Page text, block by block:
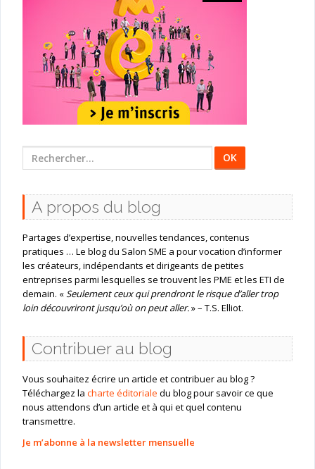
Rechercher
:
A propos du blog
Partages d’expertise, nouvelles tendances, contenus
pratiques … Le blog du Salon SME a pour vocation d’informer
les créateurs, indépendants et dirigeants de petites
entreprises parmi lesquelles se trouvent les PME et les ETI de
demain. «Seulement ceux qui prendront le risque d’aller trop
loin découvriront jusqu’où on peut aller.» – T.S. Elliot.
Contribuer au blog
Vous souhaitez écrire un article et contribuer au blog ?
Téléchargez la charte éditoriale du blog pour savoir ce que
nous attendons d’un article et à qui et quel contenu
transmettre.
Je m’abonne à la newsletter mensuelle